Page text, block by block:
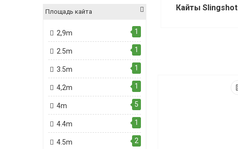
Площадь кайта
2,9m 1
2.5m 1
3.5m 1
4,2m 1
4m 5
4.4m 1
4.5m 2
Кайты Slingshot